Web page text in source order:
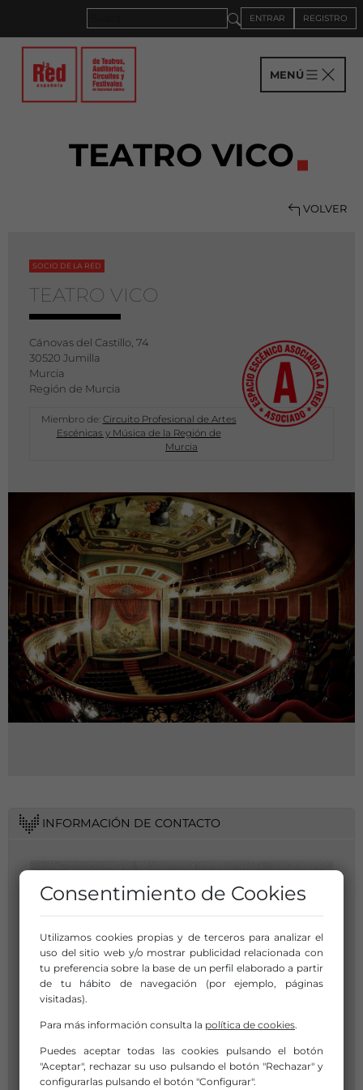
ENTRAR REGISTRO
MENÚ
TEATRO VICO
VOLVER
SOCIO DE LA RED
TEATRO VICO
Cánovas del Castillo, 74
30520 Jumilla
Murcia
Región de Murcia
Miembro de: Circuito Profesional de Artes
Escénicas y Música de la Región de
Murcia
INFORMACIÓN DE CONTACTO
Consentimiento de Cookies
Utilizamos cookies propias y de terceros para analizar el
uso del sitio web y/o mostrar publicidad relacionada con
tu preferencia sobre la base de un perfil elaborado a partir
de tu hábito de navegación (por ejemplo, páginas
visitadas).
Para más información consulta la política de cookies.
Puedes aceptar todas las cookies pulsando el botón
"Aceptar", rechazar su uso pulsando el botón "Rechazar" y
configurarlas pulsando el botón "Configurar".